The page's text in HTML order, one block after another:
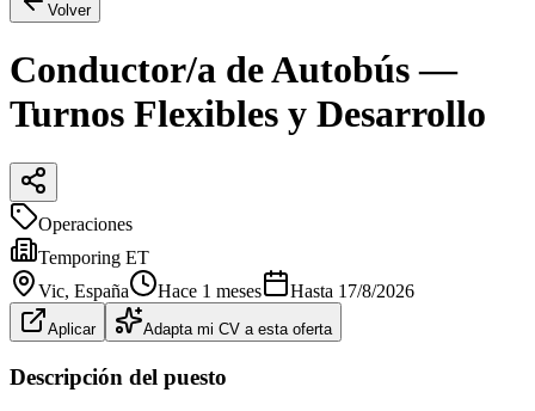
Volver
Conductor/a de Autobús —
Turnos Flexibles y Desarrollo
Operaciones
Temporing ET
Vic, España Hace 1 meses Hasta 17/8/2026
Aplicar Adapta mi CV a esta oferta
Descripción del puesto